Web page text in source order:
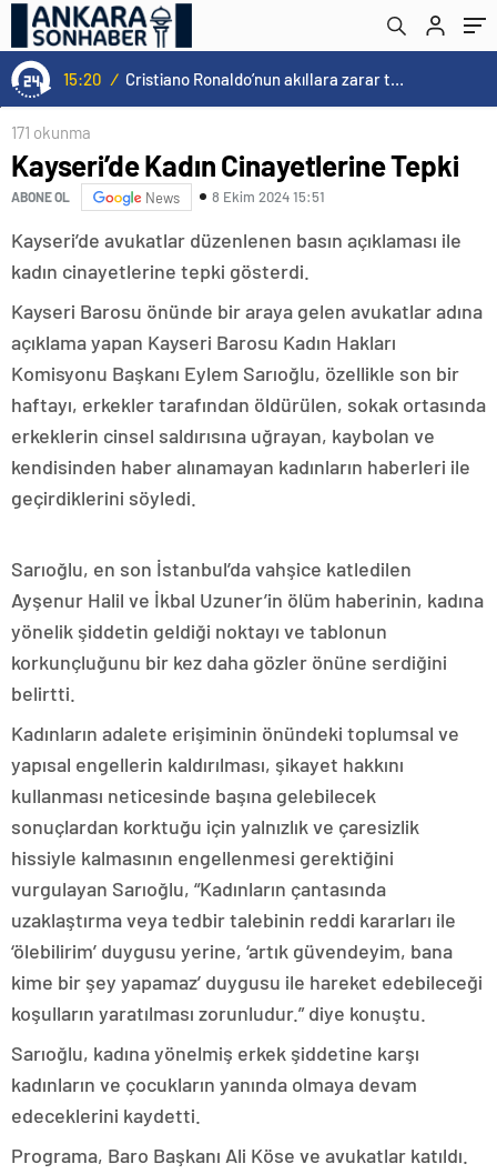
15:20 / Cristiano Ronaldo’nun akıllara zarar tüm kariyerinin istatistiğini çıkardık !
171 okunma
Kayseri’de Kadın Cinayetlerine Tepki
ABONE OL News 8 Ekim 2024 15:51
Kayseri’de avukatlar düzenlenen basın açıklaması ile
kadın cinayetlerine tepki gösterdi.
Kayseri Barosu önünde bir araya gelen avukatlar adına
açıklama yapan Kayseri Barosu Kadın Hakları
Komisyonu Başkanı Eylem Sarıoğlu, özellikle son bir
haftayı, erkekler tarafından öldürülen, sokak ortasında
erkeklerin cinsel saldırısına uğrayan, kaybolan ve
kendisinden haber alınamayan kadınların haberleri ile
geçirdiklerini söyledi.
Sarıoğlu, en son İstanbul’da vahşice katledilen
Ayşenur Halil ve İkbal Uzuner’in ölüm haberinin, kadına
yönelik şiddetin geldiği noktayı ve tablonun
korkunçluğunu bir kez daha gözler önüne serdiğini
belirtti.
Kadınların adalete erişiminin önündeki toplumsal ve
yapısal engellerin kaldırılması, şikayet hakkını
kullanması neticesinde başına gelebilecek
sonuçlardan korktuğu için yalnızlık ve çaresizlik
hissiyle kalmasının engellenmesi gerektiğini
vurgulayan Sarıoğlu, “Kadınların çantasında
uzaklaştırma veya tedbir talebinin reddi kararları ile
‘ölebilirim’ duygusu yerine, ‘artık güvendeyim, bana
kime bir şey yapamaz’ duygusu ile hareket edebileceği
koşulların yaratılması zorunludur.” diye konuştu.
Sarıoğlu, kadına yönelmiş erkek şiddetine karşı
kadınların ve çocukların yanında olmaya devam
edeceklerini kaydetti.
Programa, Baro Başkanı Ali Köse ve avukatlar katıldı.